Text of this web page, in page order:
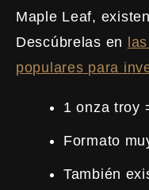
Maple Leaf,
Descúbrelas en
populares para
1 onza troy
Formato
También